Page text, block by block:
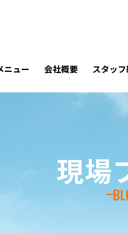
ニュー 会社概要 スタッ
現場